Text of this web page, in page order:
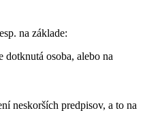
na základe:
osoba, alebo na
neskorších predpisov, a to na